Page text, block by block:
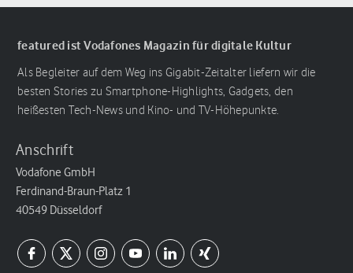
featured ist Vodafones Magazin für digitale Kultur
Als Begleiter auf dem Weg ins Gigabit-Zeitalter liefern wir die
besten Stories zu Smartphone-Highlights, Gadgets, den
heißesten Tech-News und Kino- und TV-Höhepunkte.
Anschrift
Vodafone GmbH
Ferdinand-Braun-Platz 1
40549 Düsseldorf